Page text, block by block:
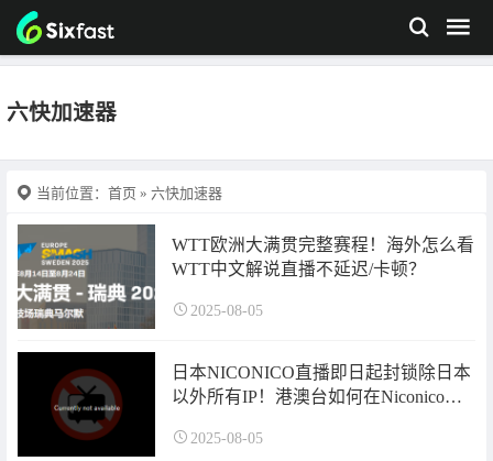
六快加速器
当前位置： 首页 » 六快加速器
WTT欧洲大满贯完整赛程！海外怎么看
WTT中文解说直播不延迟/卡顿？
2025-08-05
日本NICONICO直播即日起封锁除日本
以外所有IP！港澳台如何在Niconico看
2025-08-05